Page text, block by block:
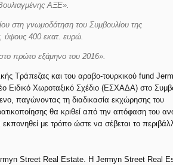
ΑΞΕ».
στη γνωμοδότηση του Συμβουλίου της
ύψους 400 εκατ. ευρώ.
πρώτο εξάμηνο του 2016».
Τράπεζας και του αραβο-τουρκικού fund
Ειδικό Χωροταξικό Σχέδιο (ΕΣΧΑΔΑ) στο
παγώνοντας τη διαδικασία εκχώρησης του
θα κριθεί από την απόφαση του
εκπονηθεί με τρόπο ώστε να σέβεται το
Street Real Estate. Η Jermyn Street Real